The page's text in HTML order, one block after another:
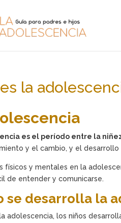
la
es el período entre la
y el cambio, y el desarrollo
físicos y mentales en la
de entender y comunicarse.
se desarrolla la
adolescencia, los niños